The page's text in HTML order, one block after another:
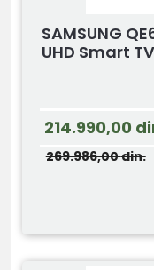
SAMSUNG
UHD Smart
214.990,00
269.986,00din.